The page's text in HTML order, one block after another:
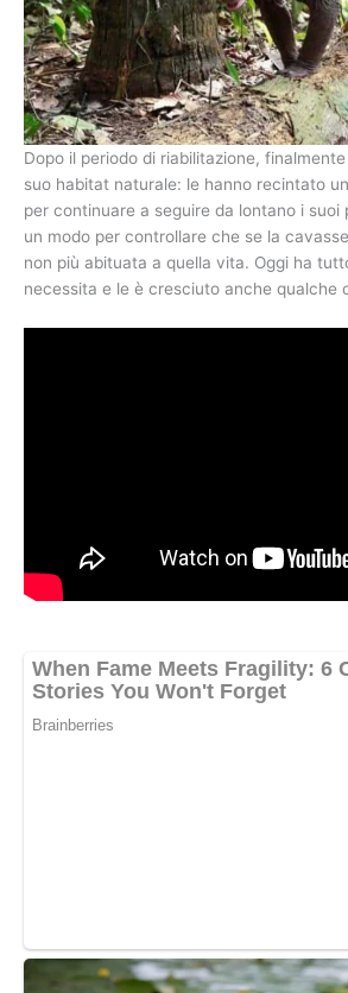
Dopo il periodo di riabilitazione,
suo habitat naturale: le hanno recintato
per continuare a seguire da lontano i suoi
un modo per controllare che se la
non più abituata a quella vita. Oggi ha
necessita e le è cresciuto anche qualche